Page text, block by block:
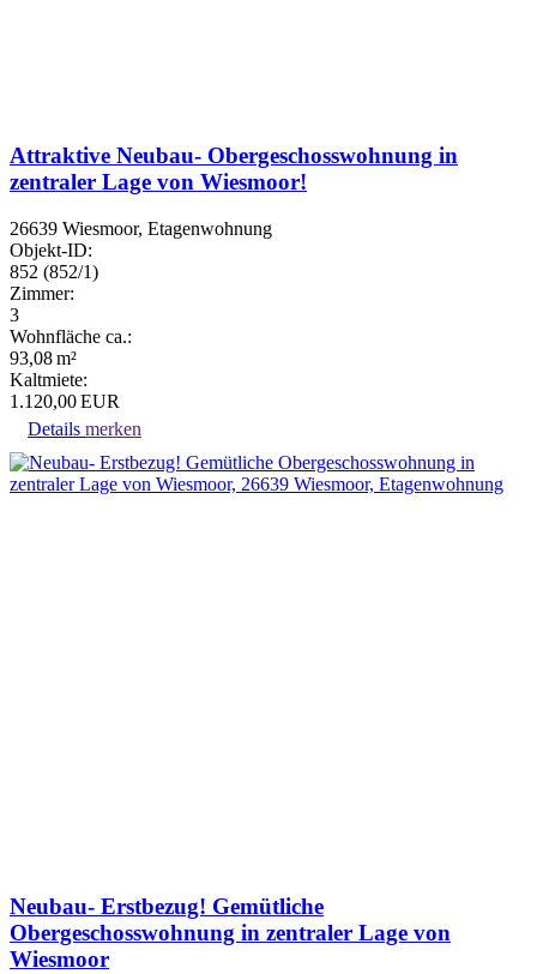
Attraktive Neubau- Obergeschosswohnung in
zentraler Lage von Wiesmoor!
26639 Wiesmoor, Etagenwohnung
Objekt-ID:
852 (852/1)
Zimmer:
3
Wohnfläche ca.:
93,08 m²
Kaltmiete:
1.120,00 EUR
Details merken
Neubau- Erstbezug! Gemütliche
Obergeschosswohnung in zentraler Lage von
Wiesmoor